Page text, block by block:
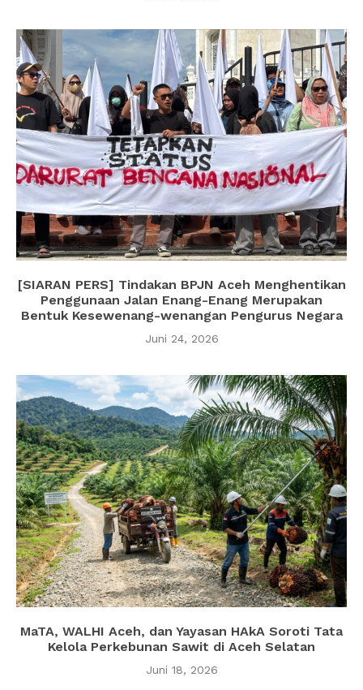
[SIARAN PERS] Tindakan BPJN Aceh Menghentikan
Penggunaan Jalan Enang-Enang Merupakan
Bentuk Kesewenang-wenangan Pengurus Negara
Juni 24, 2026
MaTA, WALHI Aceh, dan Yayasan HAkA Soroti Tata
Kelola Perkebunan Sawit di Aceh Selatan
Juni 18, 2026